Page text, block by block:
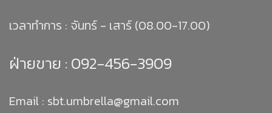
เวลาทำการ : จันทร์ - เสาร์ (08.00-17.00)
ฝ่ายขาย : 092-456-3909
Email : sbt.umbrella@gmail.com